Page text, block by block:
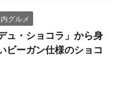
グルメ
ュ・ショコラ」から身
ビーガン仕様のショコ